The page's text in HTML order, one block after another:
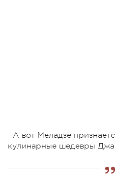
А вот Меладзе
кулинарные шедевры